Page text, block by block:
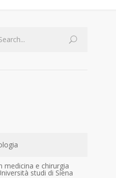
medicina e chirurgia
studi di Siena